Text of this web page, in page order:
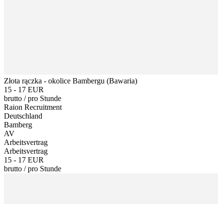
Złota rączka - okolice Bambergu (Bawaria)
15 - 17 EUR
brutto /pro Stunde
Raion Recruitment
Deutschland
Bamberg
AV
Arbeitsvertrag
Arbeitsvertrag
15 - 17 EUR
brutto /pro Stunde